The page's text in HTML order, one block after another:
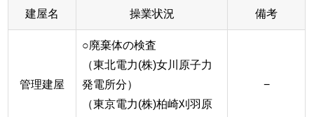
建屋名 操業状況 備考
管理建屋
○廃棄体の検査
（東北電力(株)女川原子力
発電所分）
（東京電力(株)柏崎刈羽原
−